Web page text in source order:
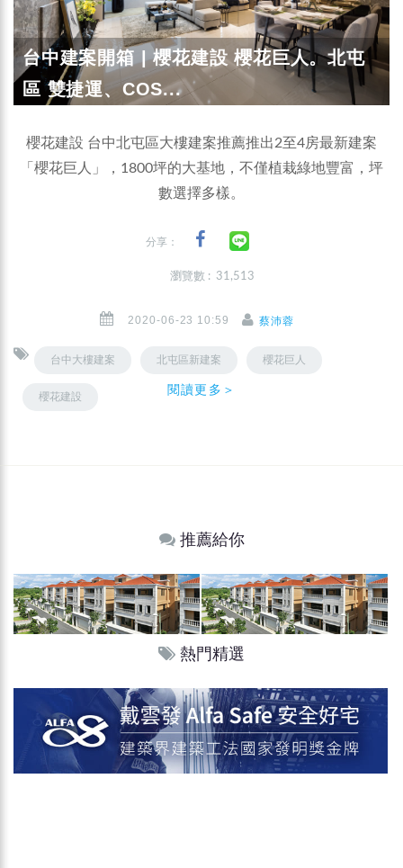
台中建案開箱 | 櫻花建設 櫻花巨人。北屯
區 雙捷運、COS...
櫻花建設 台中北屯區大樓建案推薦推出2至4房最新建案
「櫻花巨人」，1800坪的大基地，不僅植栽綠地豐富，坪
數選擇多樣。
分享：
瀏覽數 : 31,513
2020-06-23 10:59 蔡沛蓉
台中大樓建案 北屯區新建案 櫻花巨人
櫻花建設 閱讀更多＞
推薦給你
熱門精選